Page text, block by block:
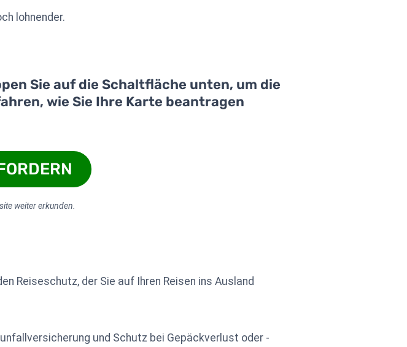
lohnender.
Sie auf die Schaltfläche unten, um die
wie Sie Ihre Karte beantragen
weiter erkunden.
Reiseschutz, der Sie auf Ihren Reisen ins Ausland
und Schutz bei Gepäckverlust oder -